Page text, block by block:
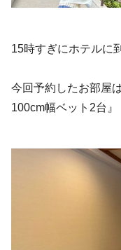
15時すぎにホテルに
今回予約したお部屋
100cm幅ベット2台』